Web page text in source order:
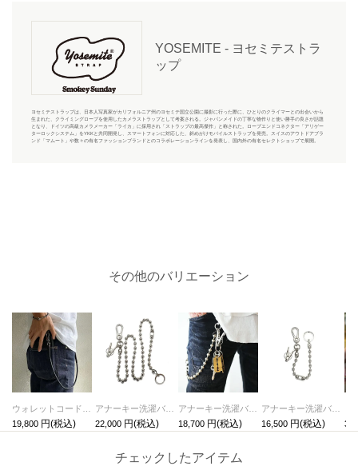
YOSEMITE - ヨセミテストラ
ップ
ヨセミテストラップは、日本人写真家がカリフォルニア州のヨセミテ国立公園に撮影に行った際に、ひとりのクライマーとの出会いから
生まれた、クライミングロープを使用したカメラストラップとして考案される。ジャパンメイドの丁寧な物作りと使い勝手の良さが話題
となり、ドイツの高級カメラメーカー「ライカ」に採用され「ストラップの最高傑作」と称された。ロープエンドコネクター「アリゲー
ターロックシステム」をYKKと共同開発し、スマートフォンに対応した、斜めがけモバイルストラップを発売。スイスのアウトドアブラ
ンド「マムート」や数々の有名ファッションブランドとのコラボレーションラインを発表し、国内外の有名セレクトショップで展開。
その他のバリエーション
19,800
アナーキー洗濯バサミウォレットチェーンL - ボールチェーン
22,000
アナーキー洗濯バサミウォレットチェーンM -ボールチェーン
18,700
アナーキー洗濯バサミウォレットチェーンS -ボールチェーン
16,500
チェックしたアイテム